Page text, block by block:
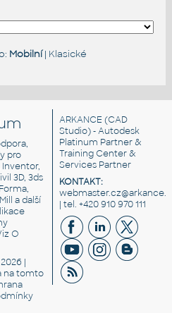
Mobilní| Klasické
pro
Inventor,
3D, 3ds
a další
O
|
na tomto
ARKANCE (CAD
Studio) - Autodesk
Platinum Partner &
Training Center &
Services Partner
KONTAKT:
| tel. +420 910 970 111